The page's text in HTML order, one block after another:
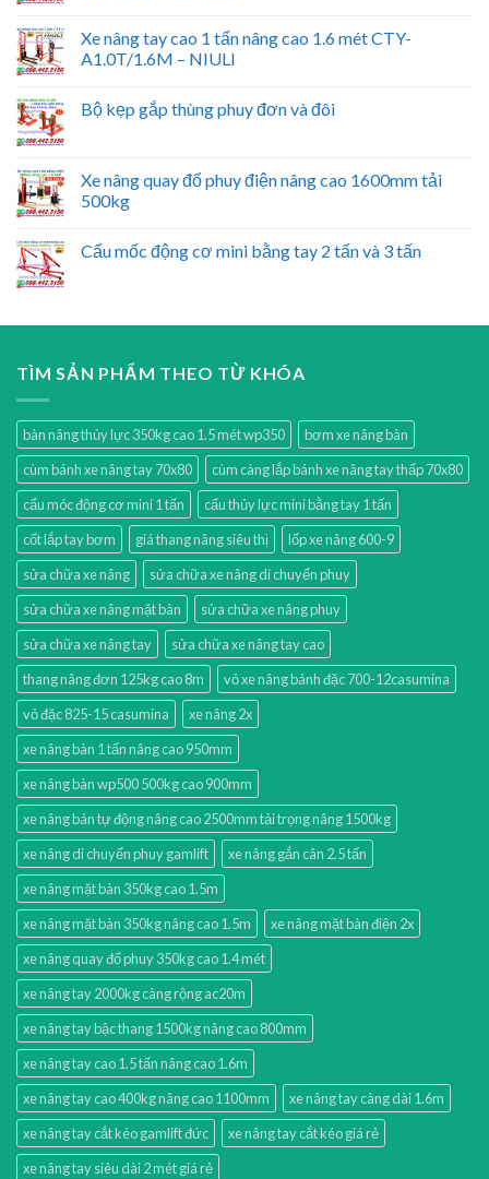
Xe nâng tay cao 1 tấn nâng cao 1.6 mét CTY-
A1.0T/1.6M – NIULI
Bộ kẹp gắp thùng phuy đơn và đôi
Xe nâng quay đổ phuy điện nâng cao 1600mm tải
500kg
Cẩu mốc động cơ mini bằng tay 2 tấn và 3 tấn
TÌM SẢN PHẨM THEO TỪ KHÓA
bàn nâng thủy lực 350kg cao 1.5 mét wp350
bơm xe nâng bàn
cùm bánh xe nâng tay 70x80
cùm càng lắp bánh xe nâng tay thấp 70x80
cẩu móc động cơ mini 1 tấn
cẩu thủy lực mini bằng tay 1 tấn
cốt lắp tay bơm
giá thang nâng siêu thị
lốp xe nâng 600-9
sửa chữa xe nâng
sửa chữa xe nâng di chuyển phuy
sửa chữa xe nâng mặt bàn
sửa chữa xe nâng phuy
sửa chữa xe nâng tay
sửa chữa xe nâng tay cao
thang nâng đơn 125kg cao 8m
vỏ xe nâng bánh đặc 700-12casumina
vỏ đặc 825-15 casumina
xe nâng 2x
xe nâng bàn 1 tấn nâng cao 950mm
xe nâng bàn wp500 500kg cao 900mm
xe nâng bán tự động nâng cao 2500mm tải trọng nâng 1500kg
xe nâng di chuyển phuy gamlift
xe nâng gắn cân 2.5 tấn
xe nâng mặt bàn 350kg cao 1.5m
xe nâng mặt bàn 350kg nâng cao 1.5m
xe nâng mặt bàn điện 2x
xe nâng quay đổ phuy 350kg cao 1.4 mét
xe nâng tay 2000kg càng rộng ac20m
xe nâng tay bậc thang 1500kg nâng cao 800mm
xe nâng tay cao 1.5 tấn nâng cao 1.6m
xe nâng tay cao 400kg nâng cao 1100mm
xe nâng tay càng dài 1.6m
xe nâng tay cắt kéo gamlift đức
xe nâng tay cắt kéo giá rẻ
xe nâng tay siêu dài 2 mét giá rẻ